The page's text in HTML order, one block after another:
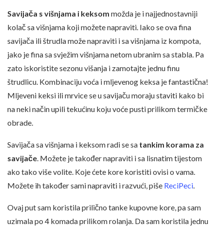
Savijača s višnjama i keksom možda je i najjednostavniji
kolač sa višnjama koji možete napraviti. Iako se ova fina
savijača ili štrudla može napraviti i sa višnjama iz kompota,
jako je fina sa svježim višnjama netom ubranim sa stabla. Pa
zato iskoristite sezonu višanja i zamotajte jednu finu
štrudlicu. Kombinaciju voća i mljevenog keksa je fantastična!
Mljeveni keksi ili mrvice se u savijaču moraju staviti kako bi
na neki način upili tekućinu koju voće pusti prilikom termičke
obrade.
Savijača sa višnjama i keksom radi se sa tankim korama za
savijače . Možete je također napraviti i sa lisnatim tijestom
ako tako više volite. Koje ćete kore koristiti ovisi o vama.
Možete ih također sami napraviti i razvući, piše ReciPeci
Ovaj put sam koristila prilično tanke kupovne kore, pa sam
uzimala po 4 komada prilikom rolanja. Da sam koristila jednu